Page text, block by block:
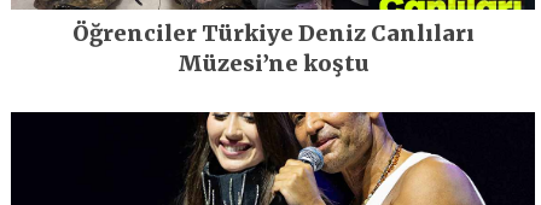
Öğrenciler Türkiye Deniz Canlıları
Müzesi’ne koştu